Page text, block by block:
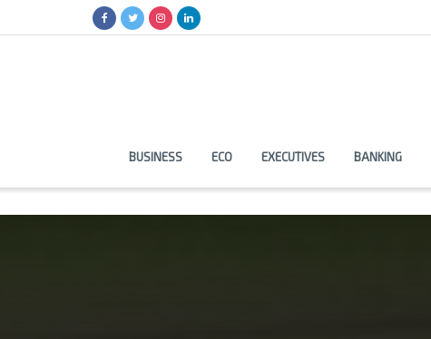
BUSINESS ECO EXECUTIVES BANKING